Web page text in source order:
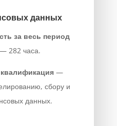
данных
за весь период
— 282 часа.
—
сбору и
данных.